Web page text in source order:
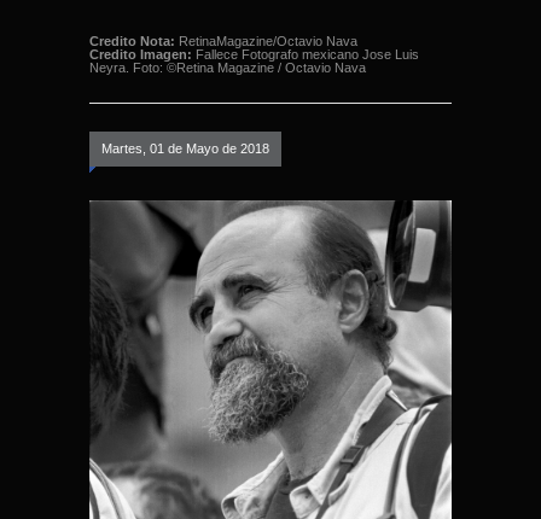
Credito Nota: RetinaMagazine/Octavio Nava
Credito Imagen: Fallece Fotografo mexicano Jose Luis
Neyra. Foto: ©Retina Magazine / Octavio Nava
Martes, 01 de Mayo de 2018